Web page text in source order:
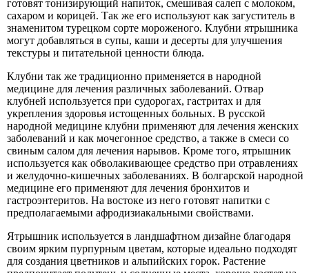
готовят тонизирующий напиток, смешивая салеп с молоком,
сахаром и корицей. Так же его используют как загуститель в
знаменитом турецком сорте мороженого. Клубни ятрышника
могут добавляться в супы, каши и десерты для улучшения
текстуры и питательной ценности блюда.
Клубни так же традиционно применяется в народной
медицине для лечения различных заболеваний. Отвар
клубней используется при судорогах, гастритах и для
укрепления здоровья истощенных больных. В русской
народной медицине клубни применяют для лечения женских
заболеваний и как мочегонное средство, а также в смеси со
свиным салом для лечения нарывов. Кроме того, ятрышник
используется как обволакивающее средство при отравлениях
и желудочно-кишечных заболеваниях. В болгарской народной
медицине его применяют для лечения бронхитов и
гастроэнтеритов. На востоке из него готовят напитки с
предполагаемыми афродизиакальными свойствами.
Ятрышник используется в ландшафтном дизайне благодаря
своим ярким пурпурным цветам, которые идеально подходят
для создания цветников и альпийских горок. Растение